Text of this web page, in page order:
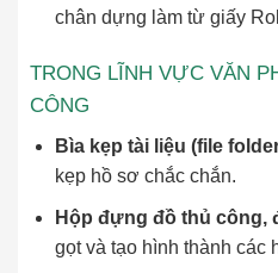
chân dựng làm từ giấy
TRONG LĨNH VỰC VĂN
CÔNG
Bìa kẹp tài liệu (file
kẹp hồ sơ chắc chắn.
Hộp đựng đồ thủ công,
gọt và tạo hình thành các